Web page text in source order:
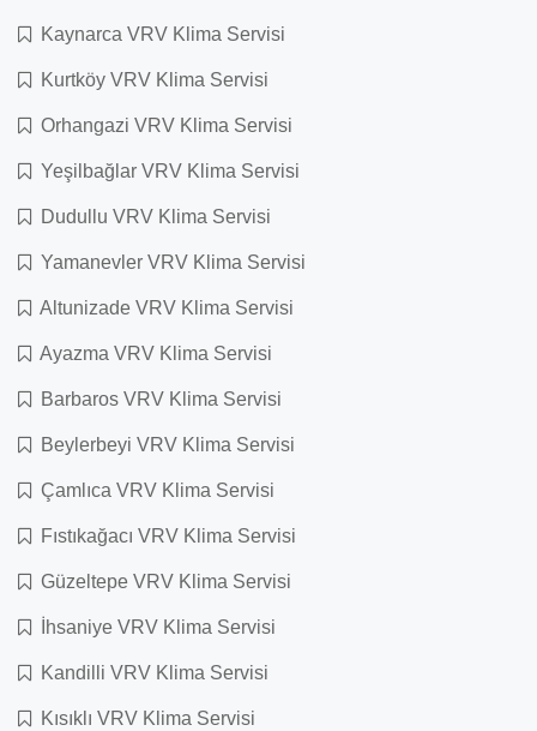
Kaynarca VRV Klima Servisi
Kurtköy VRV Klima Servisi
Orhangazi VRV Klima Servisi
Yeşilbağlar VRV Klima Servisi
Dudullu VRV Klima Servisi
Yamanevler VRV Klima Servisi
Altunizade VRV Klima Servisi
Ayazma VRV Klima Servisi
Barbaros VRV Klima Servisi
Beylerbeyi VRV Klima Servisi
Çamlıca VRV Klima Servisi
Fıstıkağacı VRV Klima Servisi
Güzeltepe VRV Klima Servisi
İhsaniye VRV Klima Servisi
Kandilli VRV Klima Servisi
Kısıklı VRV Klima Servisi